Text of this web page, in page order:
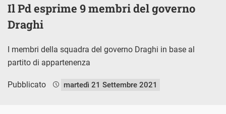
Il Pd esprime 9 membri del governo
Draghi
I membri della squadra del governo Draghi in base al
partito di appartenenza
Pubblicato martedì 21 Settembre 2021